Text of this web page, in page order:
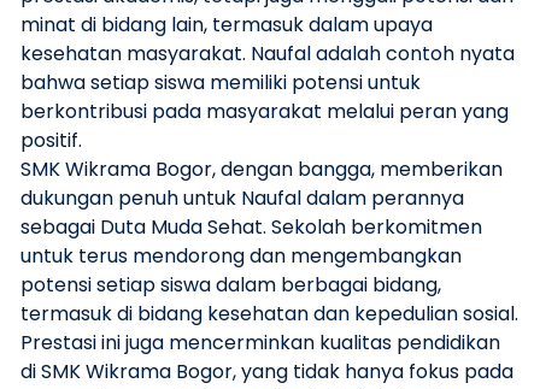
minat di bidang lain, termasuk dalam upaya
kesehatan masyarakat. Naufal adalah contoh nyata
bahwa setiap siswa memiliki potensi untuk
berkontribusi pada masyarakat melalui peran yang
positif.
SMK Wikrama Bogor, dengan bangga, memberikan
dukungan penuh untuk Naufal dalam perannya
sebagai Duta Muda Sehat. Sekolah berkomitmen
untuk terus mendorong dan mengembangkan
potensi setiap siswa dalam berbagai bidang,
termasuk di bidang kesehatan dan kepedulian sosial.
Prestasi ini juga mencerminkan kualitas pendidikan
di SMK Wikrama Bogor, yang tidak hanya fokus pada